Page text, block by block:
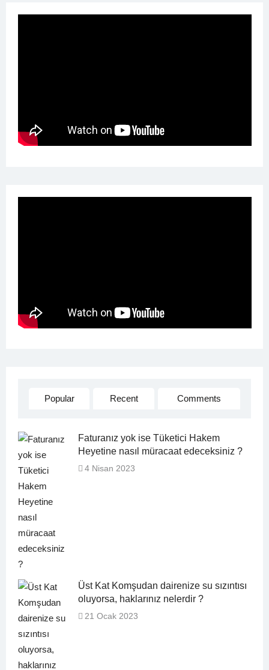
Popular Recent Comments
Faturanız yok ise Tüketici Hakem
Heyetine nasıl müracaat edeceksiniz ?
4 Nisan 2023
Üst Kat Komşudan dairenize su sızıntısı
oluyorsa, haklarınız nelerdir ?
21 Ocak 2023